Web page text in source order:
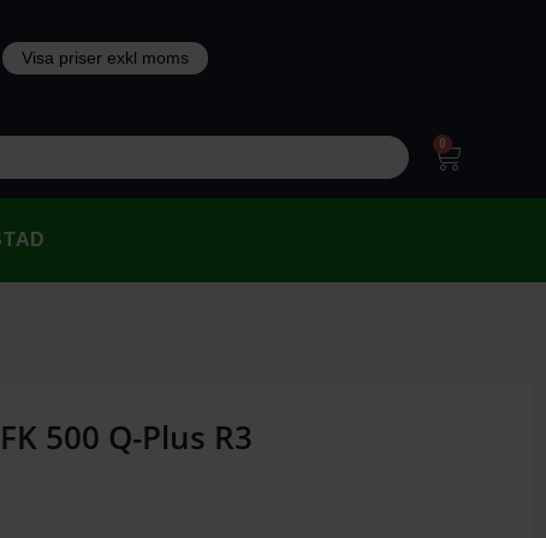
0
500 Q-Plus R3